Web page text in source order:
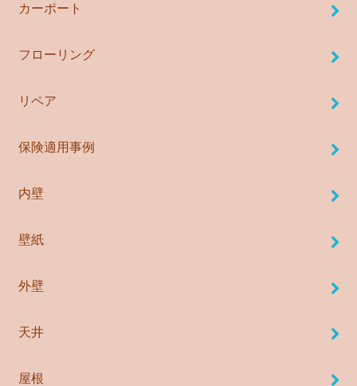
カーポート
フローリング
リペア
保険適用事例
内壁
壁紙
外壁
天井
屋根